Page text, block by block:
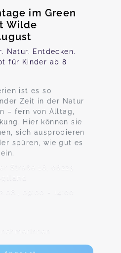
im Green
Wilde
Natur. Entdecken.
für Kinder ab 8
ist es so
Zeit in der Natur
– fern von Alltag,
Hier können sie
sich ausprobieren
spüren, wie gut es
Straße 16, 08223
09:00 - 14:00